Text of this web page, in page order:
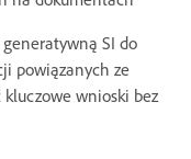
SI do
powiązanych ze
kluczowe wnioski bez